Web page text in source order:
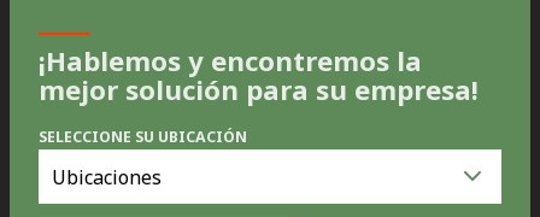
¡Hablemos y encontremos la
mejor solución para su empresa!
SELECCIONE SU UBICACIÓN
su
ubicación